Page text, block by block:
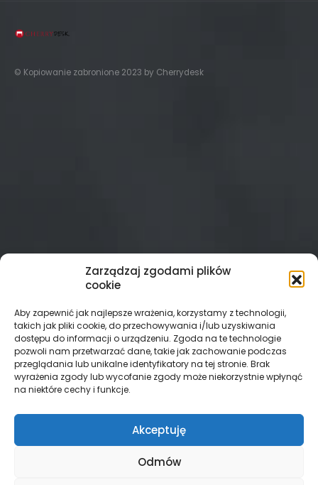
Zarządzaj zgodami plików
cookie
Aby zapewnić jak najlepsze wrażenia, korzystamy z technologii,
takich jak pliki cookie, do przechowywania i/lub uzyskiwania
dostępu do informacji o urządzeniu. Zgoda na te technologie
pozwoli nam przetwarzać dane, takie jak zachowanie podczas
przeglądania lub unikalne identyfikatory na tej stronie. Brak
wyrażenia zgody lub wycofanie zgody może niekorzystnie wpłynąć
na niektóre cechy i funkcje.
Akceptuję
Odmów
© Kopiowanie zabronione 2023 by Cherrydesk